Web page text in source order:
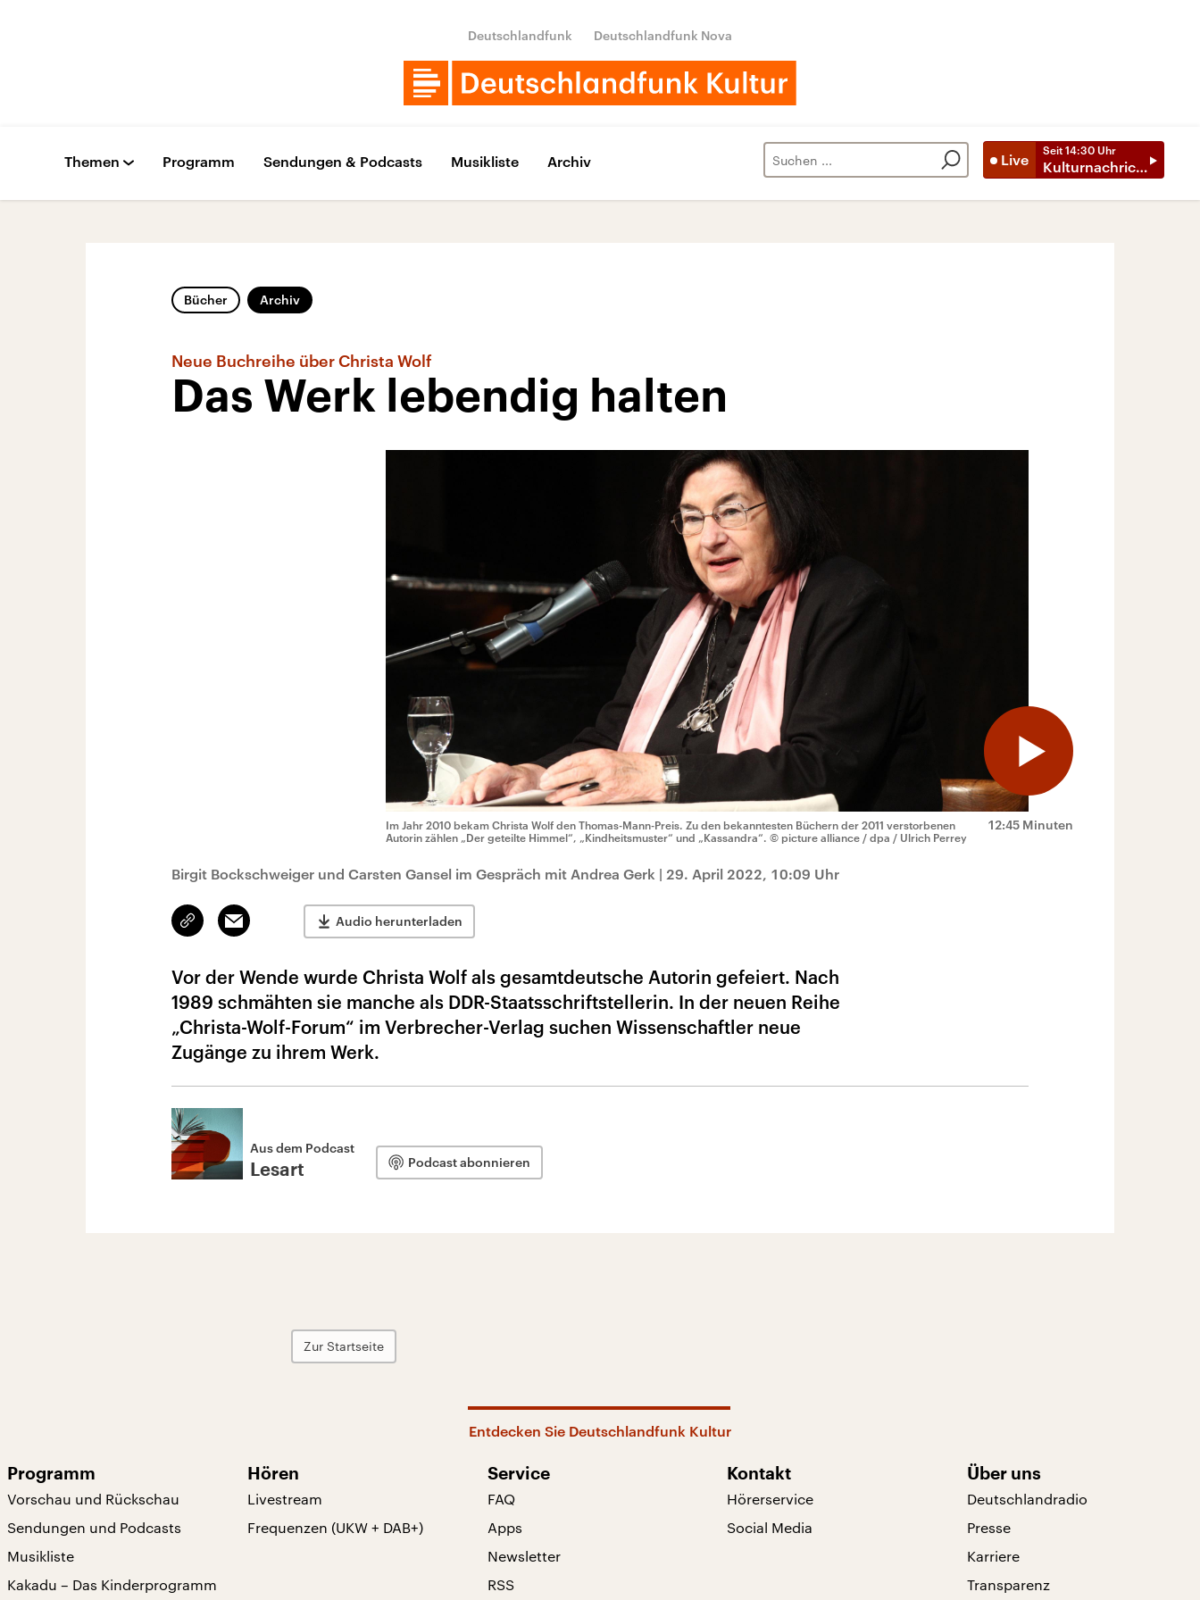
Deutschlandfunk Deutschlandfunk Nova
Live
Seit 14:30 Uhr
Kulturnachrichten
Themen Programm Sendungen & Podcasts Musikliste Archiv
Bücher Archiv
Neue Buchreihe über Christa Wolf
Das Werk lebendig halten
12:45 Minuten
Im Jahr 2010 bekam Christa Wolf den Thomas-Mann-Preis. Zu den bekanntesten Büchern der 2011 verstorbenen
Autorin zählen „Der geteilte Himmel“, „Kindheitsmuster“ und „Kassandra“. © picture alliance / dpa / Ulrich Perrey
Birgit Bockschweiger und Carsten Gansel im Gespräch mit Andrea Gerk | 29. April 2022, 10:09 Uhr
Link
kopieren/teilen
Email Audio herunterladen
Vor der Wende wurde Christa Wolf als gesamtdeutsche Autorin gefeiert. Nach
1989 schmähten sie manche als DDR-Staatsschriftstellerin. In der neuen Reihe
„Christa-Wolf-Forum“ im Verbrecher-Verlag suchen Wissenschaftler neue
Zugänge zu ihrem Werk.
Aus dem Podcast
Lesart Podcast abonnieren
Zur Startseite
Entdecken Sie Deutschlandfunk Kultur
Programm
Vorschau und Rückschau
Sendungen und Podcasts
Musikliste
Kakadu – Das Kinderprogramm
Hören
Livestream
Frequenzen (UKW + DAB+)
Service
FAQ
Apps
Newsletter
RSS
Kontakt
Hörerservice
Social Media
Über uns
Deutschlandradio
Presse
Karriere
Transparenz